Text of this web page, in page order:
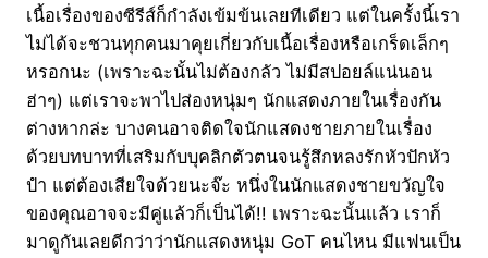
เนื้อเรื่องของซีรีส์ก็กำลังเข้มข้นเลยทีเดียว แต่ในครั้งนี้เรา
ไม่ได้จะชวนทุกคนมาคุยเกี่ยวกับเนื้อเรื่องหรือเกร็ดเล็กๆ
หรอกนะ (เพราะฉะนั้นไม่ต้องกลัว ไม่มีสปอยล์แน่นอน
ฮ่าๆ) แต่เราจะพาไปส่องหนุ่มๆ นักแสดงภายในเรื่องกัน
ต่างหากล่ะ บางคนอาจติดใจนักแสดงชายภายในเรื่อง
ด้วยบทบาทที่เสริมกับบุคลิกตัวตนจนรู้สึกหลงรักหัวปักหัว
ปำ แต่ต้องเสียใจด้วยนะจ๊ะ หนึ่งในนักแสดงชายขวัญใจ
ของคุณอาจจะมีคู่แล้วก็เป็นได้!! เพราะฉะนั้นแล้ว เราก็
มาดูกันเลยดีกว่าว่านักแสดงหนุ่ม GoT คนไหน มีแฟนเป็น